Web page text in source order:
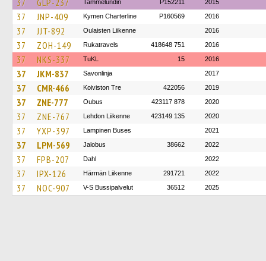
37 GLP-237 Tammelundin P152211 2015
37 JNP-409 Kymen Charterline P160569 2016
37 JJT-892 Oulaisten Liikenne 2016
37 ZOH-149 Rukatravels 418648 751 2016
37 NKS-337 TuKL 15 2016
37 JKM-837 Savonlinja 2017
37 CMR-466 Koiviston Tre 422056 2019
37 ZNE-777 Oubus 423117 878 2020
37 ZNE-767 Lehdon Liikenne 423149 135 2020
37 YXP-397 Lampinen Buses 2021
37 LPM-569 Jalobus 38662 2022
37 FPB-207 Dahl 2022
37 IPX-126 Härmän Liikenne 291721 2022
37 NOC-907 V-S Bussipalvelut 36512 2025